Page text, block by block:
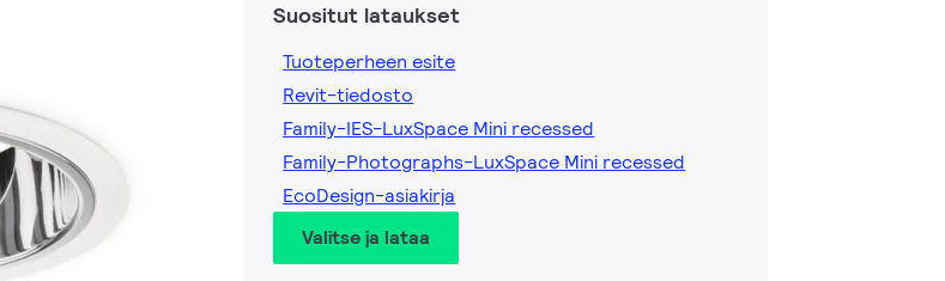
Suositut lataukset
Tuoteperheen esite
Revit-tiedosto
Family-IES-LuxSpace Mini recessed
Family-Photographs-LuxSpace Mini recessed
EcoDesign-asiakirja
Valitse ja lataa